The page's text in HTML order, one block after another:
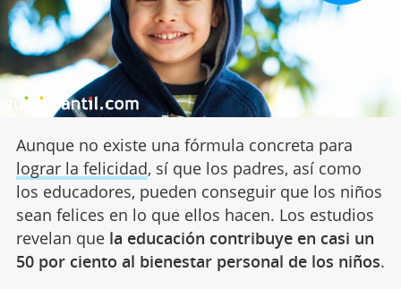
Aunque no existe una fórmula concreta para
lograr la felicidad, sí que los padres, así como
los educadores, pueden conseguir que los niños
sean felices en lo que ellos hacen. Los estudios
revelan que la educación contribuye en casi un
50 por ciento al bienestar personal de los niños.